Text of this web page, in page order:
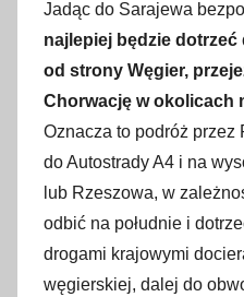
Jadąc do Sarajewa
najlepiej będzie
od strony Węgier,
Chorwację w okolicach
Oznacza to podróż przez
do Autostrady A4 i na
lub Rzeszowa, w
odbić na południe i
drogami krajowymi
węgierskiej, dalej do